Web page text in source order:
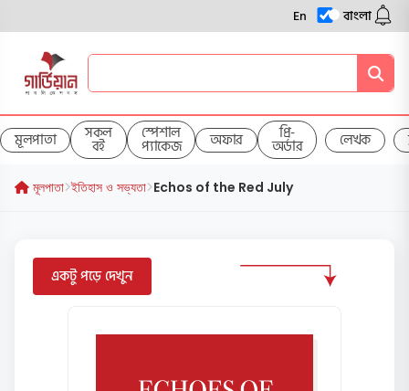
En বাংলা
মূলপাতা সকল
বই
স্পেশাল
প্যাকেজ অফার প্রি-
অর্ডার লেখক
মূলপাতা ইতিহাস ও সভ্যতা Echos of the Red July
একটু পড়ে দেখুন